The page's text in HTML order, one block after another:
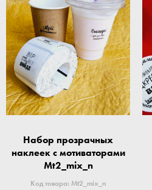
Набор прозрачных
наклеек с мотиваторами
Mt2_mix_n
Код товара: Mt2_mix_n